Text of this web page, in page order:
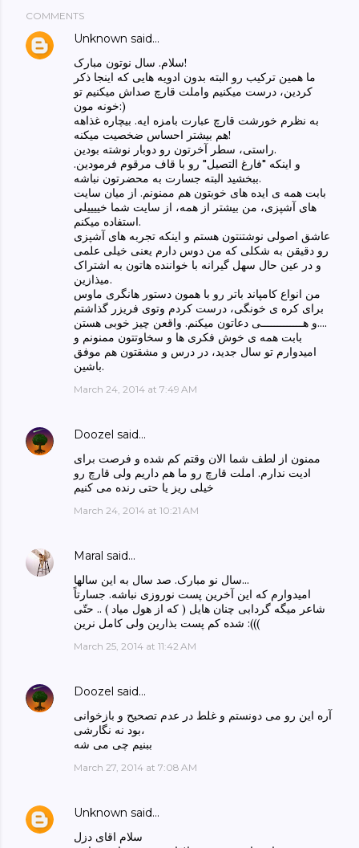
COMMENTS
Unknown said…
سلام. سال نوتون مبارک!
ما همین ترکیب رو البته بدون ادویه هایی که اینجا ذکر
کردین، درست میکنیم واملت قارچ صداش میکنیم تو
خونه مون:)
به نظرم خورشت قارچ عبارت بامزه ایه. بیچاره غذاهه
هم بیشتر احساس ضخصیت میکنه!
راستی، سطر آخرتون رو دوبار نوشته بودین.
و اینکه "فارغ التصیل" رو با قاف مرقوم فرمودین.
ببخشید البته جسارت به محضرتون نباشه.
بابت همه ی ایده های خوبتون هم ممنونم. از میان سایت
های آشپزی، من بیشتر از همه، از سایت شما خییییلی
استفاده میکنم.
عاشق اصولی نوشتنتون هستم و اینکه تجربه های آشپزی
رو دقیقن به شکلی که من دوس دارم یعنی خیلی علمی
و در عین حال سهل گیرانه با خواننده هاتون به اشتراک
میذازین.
من انواع کامپاند باتر رو با همون دستور هانگری ماوس
برای کره ی خونگی، درست کردم وتوی فریزر گذاشتم
...و هـــــــــــــی دعاتون میکنم. واقعن چیز خوبی هستن.
بابت همه ی خوش فکری ها و سخاوتتون ممنونم و
امیدوارم تو سال جدید، در درس و مشقتون هم موفق
باشین.
March 24, 2014 at 7:49 AM
Doozel said…
ممنون از لطف شما الان وقتم کم شده و فرصت برای
ادیت ندارم. املت قارچ رو ما هم داریم ولی قارچ رو
خیلی ریز یا حتی رنده می کنیم
March 24, 2014 at 10:21 AM
Maral said…
سال نو مبارک. صد سال به این سالها...
امیدوارم که این آخرین پست نوروزی نباشه. جسارتاً
شاعر میگه گردابی چنان هایل ( که از هول میاد ) .. حتّی
شده کم پست بذارین ولی کامل نرین :(((
March 25, 2014 at 11:42 AM
Doozel said…
آره این رو می دونستم و غلط در عدم تصحیح و بازخوانی
بود نه نگارشی،
ببنیم چی می شه
March 27, 2014 at 7:08 AM
Unknown said…
سلام اقای دزل